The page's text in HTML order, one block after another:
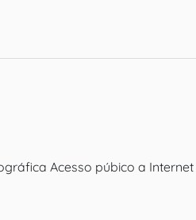
Acesso púbico a